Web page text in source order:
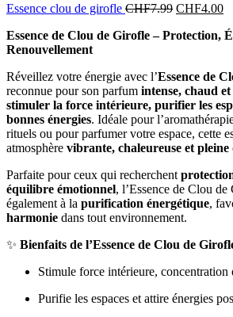
Essence clou de girofle CHF7.99 CHF4.00
Essence de Clou de Girofle – Protection,
Renouvellement
Réveillez votre énergie avec l’Essence de
reconnue pour son parfum intense, chaud
stimuler la force intérieure, purifier les
bonnes énergies. Idéale pour
rituels ou pour parfumer votre espace, cette
atmosphère vibrante, chaleureuse et
Parfaite pour ceux qui recherchent
équilibre émotionnel, l’Essence de Clou
également à la purification énergétique,
harmonie dans tout environnement.
✨ Bienfaits de l’Essence de Clou de
Stimule force intérieure, concentration
Purifie les espaces et attire énergies